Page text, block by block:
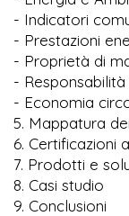
- Indicatori
- Prestazioni
- Proprietà di
-
- Economia
5. Mappatura
6. Certificazioni
7. Prodotti e
8. Casi studio
9. Conclusioni